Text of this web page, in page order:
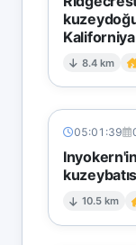
Kaliforniya
8.4 km
05:01:39
10.5 km